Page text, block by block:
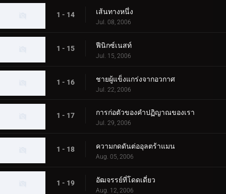
1 - 14 เส้นทางหนึ่ง
Jul. 08, 2006
1 - 15 ฟีนิกซ์เนสท์
Jul. 15, 2006
1 - 16 ชายผู้แข็งแกร่งจากอวกาศ
Jul. 22, 2006
1 - 17 การก่อตัวของคำปฏิญาณของเรา
Jul. 29, 2006
1 - 18 ความกดดันต่ออุลตร้าแมน
Aug. 05, 2006
1 - 19 อัฒจรรย์ที่โดดเดี่ยว
Aug. 12, 2006